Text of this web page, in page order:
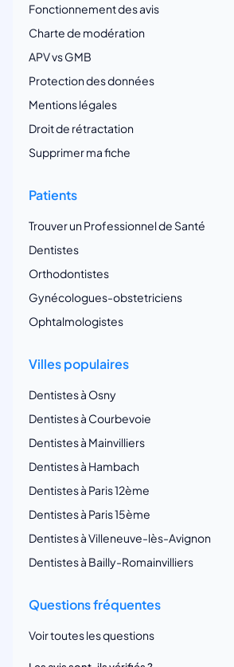
Fonctionnement des avis
Charte de modération
APV vs GMB
Protection des données
Mentions légales
Droit de rétractation
Supprimer ma fiche
Patients
Trouver un Professionnel de Santé
Dentistes
Orthodontistes
Gynécologues-obstetriciens
Ophtalmologistes
Villes populaires
Dentistes à Osny
Dentistes à Courbevoie
Dentistes à Mainvilliers
Dentistes à Hambach
Dentistes à Paris 12ème
Dentistes à Paris 15ème
Dentistes à Villeneuve-lès-Avignon
Dentistes à Bailly-Romainvilliers
Questions fréquentes
Voir toutes les questions